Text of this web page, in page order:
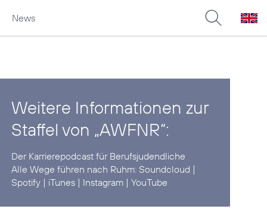
News
Weitere Informationen zur
Staffel von „AWFNR“:
Der Karrierepodcast für Berufsjudendliche
Alle Wege führen nach Ruhm: Soundcloud |
Spotify | iTunes | Instagram |YouTube